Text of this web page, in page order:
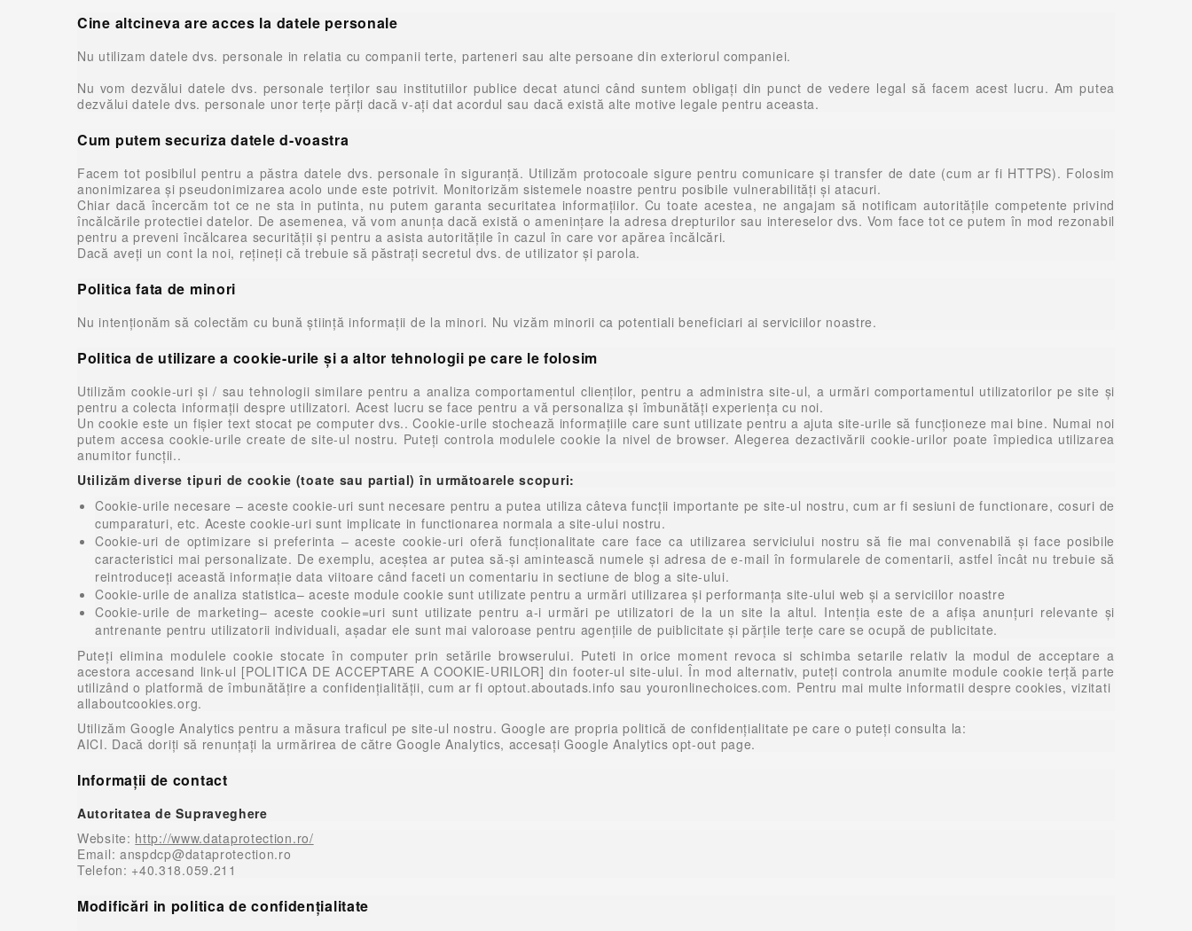
Cine altcineva are acces la datele personale
Nu utilizam datele dvs. personale in relatia cu companii terte, parteneri sau alte persoane din exteriorul companiei.
Nu vom dezvălui datele dvs. personale terților sau institutiilor publice decat atunci când suntem obligați din punct de vedere legal să facem acest lucru. Am putea
dezvălui datele dvs. personale unor terțe părți dacă v-ați dat acordul sau dacă există alte motive legale pentru aceasta.
Cum putem securiza datele d-voastra
Facem tot posibilul pentru a păstra datele dvs. personale în siguranță. Utilizăm protocoale sigure pentru comunicare și transfer de date (cum ar fi HTTPS). Folosim
anonimizarea și pseudonimizarea acolo unde este potrivit. Monitorizăm sistemele noastre pentru posibile vulnerabilități și atacuri.
Chiar dacă încercăm tot ce ne sta in putinta, nu putem garanta securitatea informațiilor. Cu toate acestea, ne angajam să notificam autoritățile competente privind
încălcările protectiei datelor. De asemenea, vă vom anunța dacă există o amenințare la adresa drepturilor sau intereselor dvs. Vom face tot ce putem în mod rezonabil
pentru a preveni încălcarea securității și pentru a asista autoritățile în cazul în care vor apărea încălcări.
Dacă aveți un cont la noi, rețineți că trebuie să păstrați secretul dvs. de utilizator și parola.
Politica fata de minori
Nu intenționăm să colectăm cu bună știință informații de la minori. Nu vizăm minorii ca potentiali beneficiari ai serviciilor noastre.
Politica de utilizare a cookie-urile și a altor tehnologii pe care le folosim
Utilizăm cookie-uri și / sau tehnologii similare pentru a analiza comportamentul clienților, pentru a administra site-ul, a urmări comportamentul utilizatorilor pe site și
pentru a colecta informații despre utilizatori. Acest lucru se face pentru a vă personaliza și îmbunătăți experiența cu noi.
Un cookie este un fișier text stocat pe computer dvs.. Cookie-urile stochează informațiile care sunt utilizate pentru a ajuta site-urile să funcționeze mai bine. Numai noi
putem accesa cookie-urile create de site-ul nostru. Puteți controla modulele cookie la nivel de browser. Alegerea dezactivării cookie-urilor poate împiedica utilizarea
anumitor funcții..
Utilizăm diverse tipuri de cookie (toate sau partial) în următoarele scopuri:
Cookie-urile necesare – aceste cookie-uri sunt necesare pentru a putea utiliza câteva funcții importante pe site-ul nostru, cum ar fi sesiuni de functionare, cosuri de
cumparaturi, etc. Aceste cookie-uri sunt implicate in functionarea normala a site-ului nostru.
Cookie-uri de optimizare si preferinta – aceste cookie-uri oferă funcționalitate care face ca utilizarea serviciului nostru să fie mai convenabilă și face posibile
caracteristici mai personalizate. De exemplu, aceștea ar putea să-și amintească numele și adresa de e-mail în formularele de comentarii, astfel încât nu trebuie să
reintroduceți această informație data viitoare când faceti un comentariu in sectiune de blog a site-ului.
Cookie-urile de analiza statistica– aceste module cookie sunt utilizate pentru a urmări utilizarea și performanța site-ului web și a serviciilor noastre
Cookie-urile de marketing– aceste cookie=uri sunt utilizate pentru a-i urmări pe utilizatori de la un site la altul. Intenţia este de a afişa anunţuri relevante şi
antrenante pentru utilizatorii individuali, aşadar ele sunt mai valoroase pentru agenţiile de puiblicitate şi părţile terţe care se ocupă de publicitate.
Puteți elimina modulele cookie stocate în computer prin setările browserului. Puteti in orice moment revoca si schimba setarile relativ la modul de acceptare a
acestora accesand link-ul [POLITICA DE ACCEPTARE A COOKIE-URILOR] din footer-ul site-ului. În mod alternativ, puteți controla anumite module cookie terță parte
utilizând o platformă de îmbunătățire a confidențialității, cum ar fi optout.aboutads.info sau youronlinechoices.com. Pentru mai multe informatii despre cookies, vizitati
allaboutcookies.org.
Utilizăm Google Analytics pentru a măsura traficul pe site-ul nostru. Google are propria politică de confidențialitate pe care o puteți consulta la:
AICI. Dacă doriți să renunțați la urmărirea de către Google Analytics, accesați Google Analytics opt-out page.
Informaţii de contact
Autoritatea de Supraveghere
Website: http://www.dataprotection.ro/
Email: anspdcp@dataprotection.ro
Telefon: +40.318.059.211
Modificări in politica de confidențialitate